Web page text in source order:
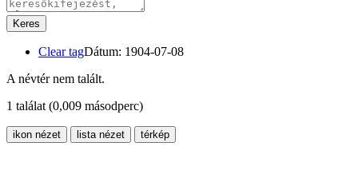
Keres
Clear tagDátum: 1904-07-08
A névtér nem talált.
1 találat (0,009 másodperc)
ikon nézet lista nézet térkép